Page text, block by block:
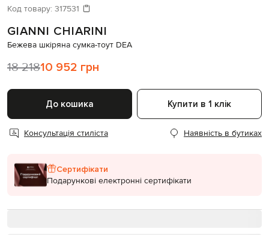
Давайте підберемо щось ще
Схожі товари
Код товару: 317531
GIANNI CHIARINI
Бежева шкіряна сумка-тоут DEA
18 21810 952 грн
До кошика Купити в 1 клік
Консультація стиліста Наявність в бутиках
Сертифікати
Подарункові електронні сертифікати